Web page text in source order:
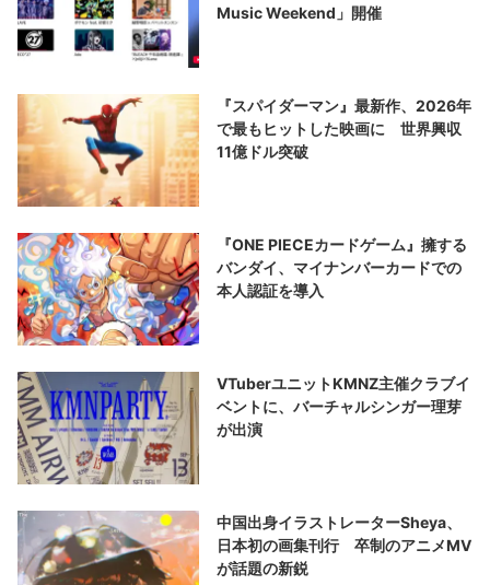
Music Weekend」開催
『スパイダーマン』最新作、2026年
で最もヒットした映画に 世界興収
11億ドル突破
『ONE PIECEカードゲーム』擁する
バンダイ、マイナンバーカードでの
本人認証を導入
VTuberユニットKMNZ主催クラブイ
ベントに、バーチャルシンガー理芽
が出演
中国出身イラストレーターSheya、
日本初の画集刊行 卒制のアニメMV
が話題の新鋭